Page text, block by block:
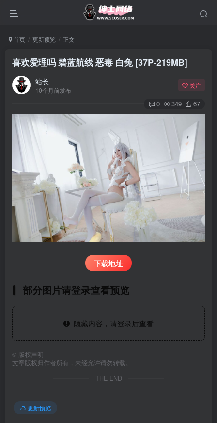
首页 更新预览 正文
喜欢爱理吗 碧蓝航线 恶毒 白兔 [37P-219MB]
站长
10个月前发布
关注
0 349 67
下载地址
部分图片请登录查看预览
隐藏内容，请登录后查看
© 版权声明
文章版权归作者所有，未经允许请勿转载。
THE END
更新预览